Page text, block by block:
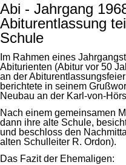
Abi - Jahrgang
Abiturentlassung
Schule
Im Rahmen eines
Abiturienten (Abitur vor 50
an der
berichtete in seinem
Neubau an der Karl-von-
Nach einem gemeinsamen
dann ihre alte Schule,
und beschloss den
alten Schulleiter R. Ordon).
Das Fazit der Ehemaligen: